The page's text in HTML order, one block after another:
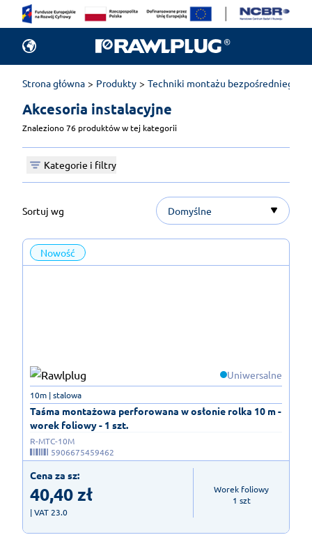
Strona główna Produkty Techniki montażu bezpośredniego
Akcesoria instalacyjne
Znaleziono 76 produktów w tej kategorii
Kategorie i filtry
Sortuj wg Domyślne
Nowość
Uniwersalne
Taśma montażowa perforowana w osłonie rolka 10 m -
worek foliowy - 1 szt.
10m | stalowa
R-MTC-10M
5906675459462
Cena za sz:
40,40zł
| VAT 23.0
Worek foliowy
1 szt